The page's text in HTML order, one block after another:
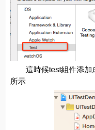
這時候test組件添加
所示